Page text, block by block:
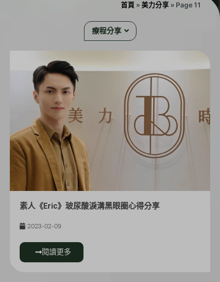
首頁 » 美力分享» Page 11
療程分享
素人《Eric》玻尿酸淚溝黑眼圈心得分享
2023-02-09
閱讀更多